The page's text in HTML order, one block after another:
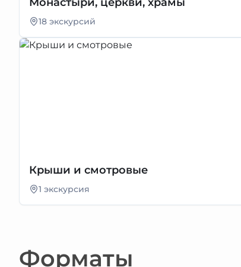
18 экскурсий
Крыши и смотровые
1 экскурсия
Форматы